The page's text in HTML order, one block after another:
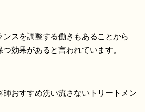
ンスを調整する働きもあることから
効果があると言われています。
師おすすめ洗い流さないトリートメン